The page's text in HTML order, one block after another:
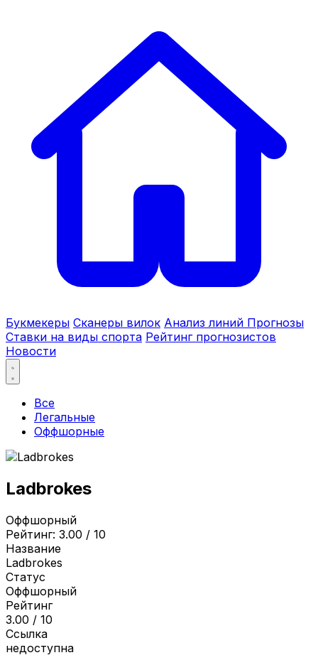
Букмекеры Сканеры вилок Анализ линий Прогнозы
Ставки на виды спорта Рейтинг прогнозистов
Новости
Все
Легальные
Оффшорные
Ladbrokes
Оффшорный
Рейтинг: 3.00 / 10
Название
Ladbrokes
Статус
Оффшорный
Рейтинг
3.00 / 10
Ссылка
недоступна